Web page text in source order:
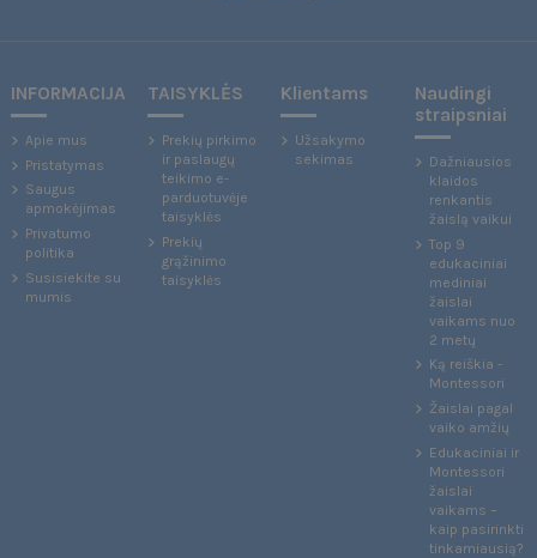
INFORMACIJA
Apie mus
Pristatymas
Saugus
apmokėjimas
Privatumo
politika
Susisiekite su
mumis
TAISYKLĖS
Prekių pirkimo
ir paslaugų
teikimo e-
parduotuvėje
taisyklės
Prekių
grąžinimo
taisyklės
Klientams
Užsakymo
sekimas
Naudingi
straipsniai
Dažniausios
klaidos
renkantis
žaislą vaikui
Top 9
edukaciniai
mediniai
žaislai
vaikams nuo
2 metų
Ką reiškia -
Montessori
Žaislai pagal
vaiko amžių
Edukaciniai ir
Montessori
žaislai
vaikams –
kaip pasirinkti
tinkamiausią?